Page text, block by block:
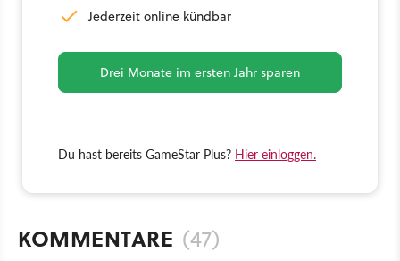
Jederzeit online kündbar
Drei Monate im ersten Jahr sparen
Du hast bereits GameStar Plus? Hier einloggen.
KOMMENTARE (47)